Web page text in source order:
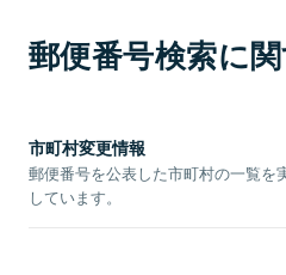
郵便番号検索に
市町村変更情報
郵便番号を公表した市町村の一覧を
しています。